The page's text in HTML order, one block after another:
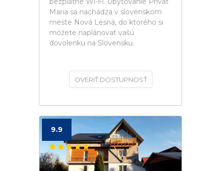
Maria sa nachádza v slovenskom
meste Nová Lesná, do ktorého si
môžete naplánovať vašú
dovolenku na Slovensku.
OVERIŤ DOSTUPNOSŤ
9.9